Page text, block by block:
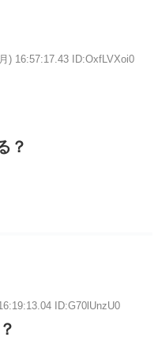
) 16:57:17.43 ID:OxfLVXoi0
？
ID:G70lUnzU0